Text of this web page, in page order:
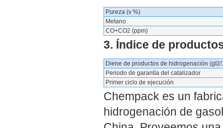
Pureza (v %)
Metano
CO+CO2 (ppm)
3. Índice de
Diene de productos de hidrogenación
Periodo de garantía del catalizador
Primer ciclo de ejecución
Chempack es un
hidrogenación de